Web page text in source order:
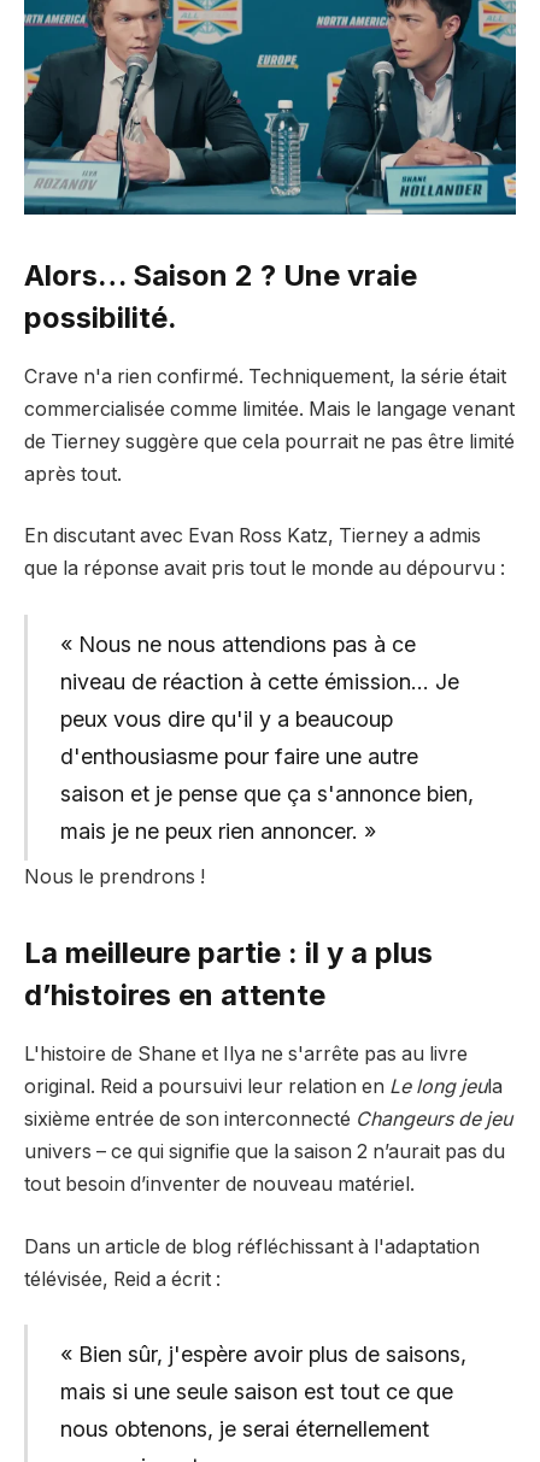
Alors… Saison 2 ? Une vraie
possibilité.
Crave n'a rien confirmé. Techniquement, la série était
commercialisée comme limitée. Mais le langage venant
de Tierney suggère que cela pourrait ne pas être limité
après tout.
En discutant avec Evan Ross Katz, Tierney a admis
que la réponse avait pris tout le monde au dépourvu :
« Nous ne nous attendions pas à ce
niveau de réaction à cette émission… Je
peux vous dire qu'il y a beaucoup
d'enthousiasme pour faire une autre
saison et je pense que ça s'annonce bien,
mais je ne peux rien annoncer. »
Nous le prendrons !
La meilleure partie : il y a plus
d’histoires en attente
L'histoire de Shane et Ilya ne s'arrête pas au livre
original. Reid a poursuivi leur relation en Le long jeula
sixième entrée de son interconnecté Changeurs de jeu
univers – ce qui signifie que la saison 2 n’aurait pas du
tout besoin d’inventer de nouveau matériel.
Dans un article de blog réfléchissant à l'adaptation
télévisée, Reid a écrit :
« Bien sûr, j'espère avoir plus de saisons,
mais si une seule saison est tout ce que
nous obtenons, je serai éternellement